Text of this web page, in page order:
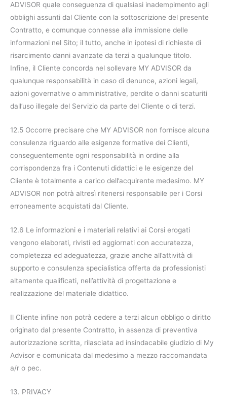
ADVISOR quale conseguenza di qualsiasi inadempimento agli
obblighi assunti dal Cliente con la sottoscrizione del presente
Contratto, e comunque connesse alla immissione delle
informazioni nel Sito; il tutto, anche in ipotesi di richieste di
risarcimento danni avanzate da terzi a qualunque titolo.
Infine, il Cliente concorda nel sollevare MY ADVISOR da
qualunque responsabilità in caso di denunce, azioni legali,
azioni governative o amministrative, perdite o danni scaturiti
dall’uso illegale del Servizio da parte del Cliente o di terzi.
12.5 Occorre precisare che MY ADVISOR non fornisce alcuna
consulenza riguardo alle esigenze formative dei Clienti,
conseguentemente ogni responsabilità in ordine alla
corrispondenza fra i Contenuti didattici e le esigenze del
Cliente è totalmente a carico dell’acquirente medesimo. MY
ADVISOR non potrà altresì ritenersi responsabile per i Corsi
erroneamente acquistati dal Cliente.
12.6 Le informazioni e i materiali relativi ai Corsi erogati
vengono elaborati, rivisti ed aggiornati con accuratezza,
completezza ed adeguatezza, grazie anche all’attività di
supporto e consulenza specialistica offerta da professionisti
altamente qualificati, nell’attività di progettazione e
realizzazione del materiale didattico.
Il Cliente infine non potrà cedere a terzi alcun obbligo o diritto
originato dal presente Contratto, in assenza di preventiva
autorizzazione scritta, rilasciata ad insindacabile giudizio di My
Advisor e comunicata dal medesimo a mezzo raccomandata
a/r o pec.
13. PRIVACY